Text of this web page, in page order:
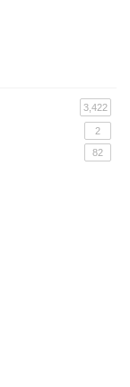
3,422
2
82